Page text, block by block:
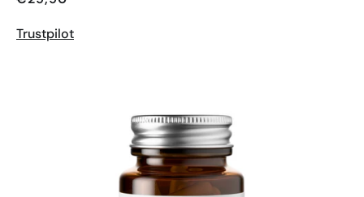
Trustpilot